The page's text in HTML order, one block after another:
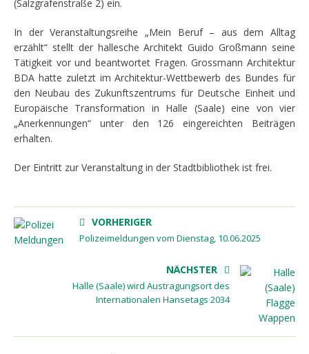
(Salzgrafenstraße 2) ein.
In der Veranstaltungsreihe „Mein Beruf – aus dem Alltag
erzählt“ stellt der hallesche Architekt Guido Großmann seine
Tätigkeit vor und beantwortet Fragen. Grossmann Architektur
BDA hatte zuletzt im Architektur-Wettbewerb des Bundes für
den Neubau des Zukunftszentrums für Deutsche Einheit und
Europäische Transformation in Halle (Saale) eine von vier
„Anerkennungen“ unter den 126 eingereichten Beiträgen
erhalten.
Der Eintritt zur Veranstaltung in der Stadtbibliothek ist frei.
VORHERIGER
Polizeimeldungen vom Dienstag, 10.06.2025
NÄCHSTER
Halle (Saale) wird Austragungsort des
Internationalen Hansetags 2034